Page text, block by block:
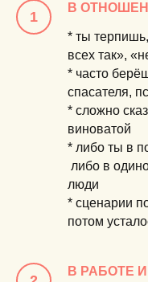
В
* ты терпишь
всех так»,
* часто
спасателя,
* сложно
виноватой
* либо ты в
либо в
люди
* сценарии
потом
В РАБОТЕ